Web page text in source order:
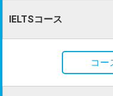
IELTSコース
コー